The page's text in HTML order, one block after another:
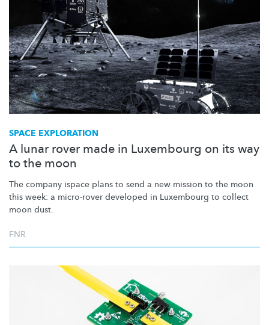
SPACE EXPLORATION
A lunar rover made in Luxembourg on its way
to the moon
The company ispace plans to send a new mission to the moon
this week: a micro-rover developed in Luxembourg to collect
moon dust.
FNR